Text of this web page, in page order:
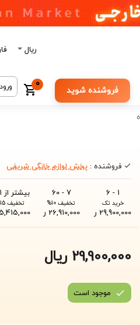
ریال
فروشنده شوید
0
فروشنده : پخش لوازم خانگی شریفی
1 - 6
خرید تک
29,900,000 ر
7 - 60
تخفیف 10%
26,910,000 ر
بیشتر از 61 -
تخفیف 15%
29,900,000 ریال
موجود است